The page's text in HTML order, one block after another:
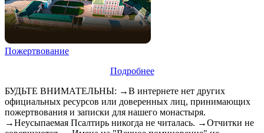
Пожертвование
Подробнее
БУДЬТЕ ВНИМАТЕЛЬНЫ: →В интернете нет других
официальных ресурсов или доверенных лиц, принимающих
пожертвования и записки для нашего монастыря.
→Неусыпаемая Псалтирь никогда не читалась. →Отчитки не